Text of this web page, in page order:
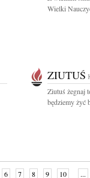
Wielki
ZIUTUŚ
Ziutuś żegnaj
będziemy żyć
6 7 8 9 10 ...